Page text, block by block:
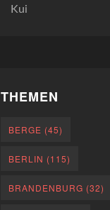
Kui
THEMEN
BERGE (45)
BERLIN (115)
BRANDENBURG (32)